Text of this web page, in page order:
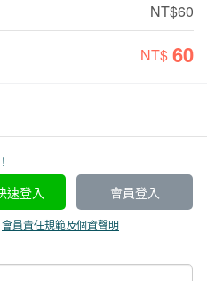
NT$60
NT$ 60
速登入 會員登入
會員責任規範及個資聲明